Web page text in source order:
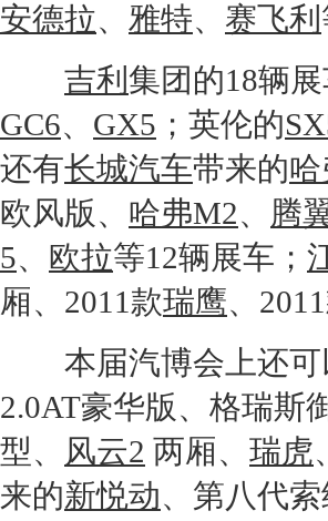
安德拉、 雅特、 赛飞利
吉利 集团的18辆
GC6、 GX5 ；英伦的
还有长城汽车带来的
欧风版、 哈弗M2、 腾
5、 欧拉等12辆展车；
厢、2011款瑞鹰、
本届汽博会上还可
2.0AT豪华版、格瑞斯
型、
风云2 两厢、 瑞虎、
来的新悦动、 第八代